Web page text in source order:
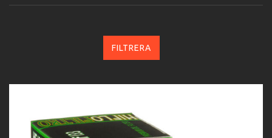
FILTRERA